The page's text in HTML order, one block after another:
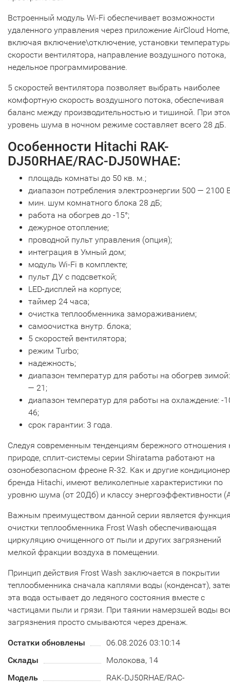
Встроенный модуль Wi-Fi обеспечивает возможности
удаленного управления через приложение AirCloud Home,
включая включение\отключение, установки
скорости вентилятора, направление воздушного потока,
недельное программирование.
5 скоростей вентилятора позволяет выбрать наиболее
комфортную скорость воздушного потока, обеспечивая
баланс между производительностью и тишиной. При
уровень шума в ночном режиме составляет всего 28 дБ.
Особенности Hitachi RAK-
DJ50RHAE/RAC-DJ50WHAE:
площадь комнаты до 50 кв. м.;
диапазон потребления электроэнергии 500 — 2100
мин. шум комнатного блока 28 дБ;
работа на обогрев до -15°;
дежурное отопление;
проводной пульт управления (опция);
интеграция в Умный дом;
модуль Wi-Fi в комплекте;
пульт ДУ с подсветкой;
LED-дисплей на корпусе;
таймер 24 часа;
очистка теплообменника замораживанием;
самоочистка внутр. блока;
5 скоростей вентилятора;
режим Turbo;
надежность;
диапазон температур для работы на обогрев
— 21;
диапазон температур для работы на охлаждение: -
46;
срок гарантии: 3 года.
Следуя современным тенденциям бережного отношения
природе, сплит-системы серии Shiratama работают на
озонобезопасном фреоне R-32. Как и другие
бренда Hitachi, имеют великолепные характеристики по
уровню шума (от 20Дб) и классу энергоэффективности
Важным преимуществом данной серии является
очистки теплообменника Frost Wash обеспечивающая
циркуляцию очищенного от пыли и других загрязнений
мелкой фракции воздуха в помещении.
Принцип действия Frost Wash заключается в покрытии
теплообменника сначала каплями воды (конденсат),
эта вода остывает до ледяного состояния вместе с
частицами пыли и грязи. При таянии намерзшей воды
загрязнения просто смываются через дренаж.
Остатки обновлены
06.08.2026 03:10:14
Склады
Молокова, 14
Модель
RAK-DJ50RHAE/RAC-